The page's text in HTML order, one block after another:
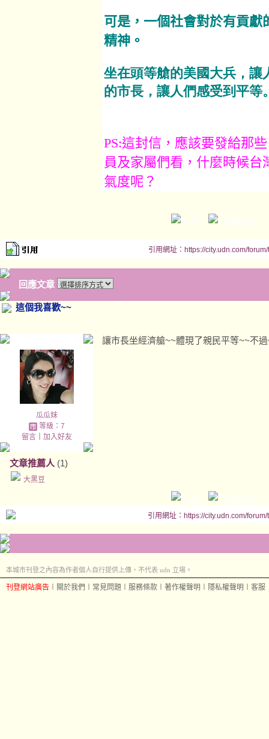
可是，一個社會對於有貢
精神。
坐在頭等艙的美國大兵，讓
的市長，讓人們感受到平等
PS:這封信，應該要發給那
員及家屬們看，什麼時候
氣度呢？
引用網址：https://city.udn.com/
回應文章
這個我喜歡~~
瓜瓜妹
等級：7
留言｜ 加入好友
文章推薦人 (1)
大黑豆
讓市長坐經濟艙~~體現了親民平等~~不
引用網址：https://city.udn.com/
本城市刊登之內容為作者個人自行提供上傳，不代表 udn 立場。
刊登網站廣告 關於我們 常見問題 服務條款 著作權聲明 隱私權聲明 客服